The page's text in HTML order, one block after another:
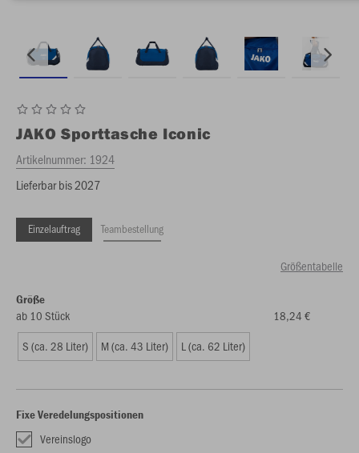
JAKO Sporttasche Iconic
Artikelnummer: 1924
Lieferbar bis 2027
Einzelauftrag Teambestellung
Größentabelle
Größe
ab 10 Stück
18,24 €
S (ca. 28 Liter)
M (ca. 43 Liter) L (ca. 62 Liter)
Fixe Veredelungspositionen
Vereinslogo